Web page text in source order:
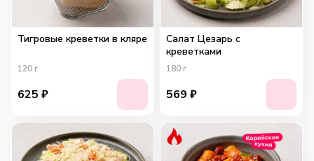
Тигровые креветки в кляре
120 г
625 ₽
Салат Цезарь с
креветками
180 г
569 ₽